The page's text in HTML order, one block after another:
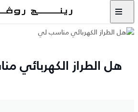
هل الطراز الكهربائي